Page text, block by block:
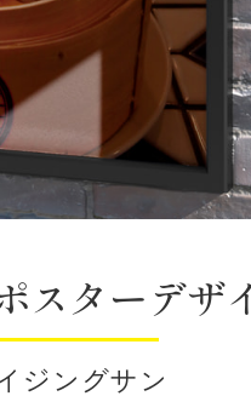
ターデザ
ジングサン